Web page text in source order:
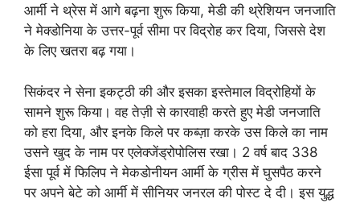
आर्मी ने थ्रेस में आगे बढ़ना शुरू किया, मेडी की थ्रेशियन जनजाति
ने मेक्डोनिया के उत्तर-पूर्व सीमा पर विद्रोह कर दिया, जिससे देश
के लिए खतरा बढ़ गया।
सिकंदर ने सेना इकट्ठी की और इसका इस्तेमाल विद्रोहियों के
सामने शुरू किया। वह तेज़ी से कारवाही करते हुए मेडी जनजाति
को हरा दिया, और इनके किले पर कब्ज़ा करके उस किले का नाम
उसने खुद के नाम पर एलेक्जेंड्रोपोलिस रखा। 2 वर्ष बाद 338
ईसा पूर्व में फिलिप ने मेकडोनीयन आर्मी के ग्रीस में घुसपैठ करने
पर अपने बेटे को आर्मी में सीनियर जनरल की पोस्ट दे दी। इस युद्ध